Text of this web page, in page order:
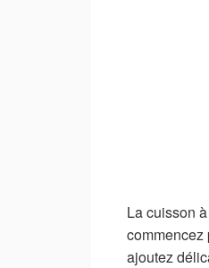
La cuisson
commencez
ajoutez